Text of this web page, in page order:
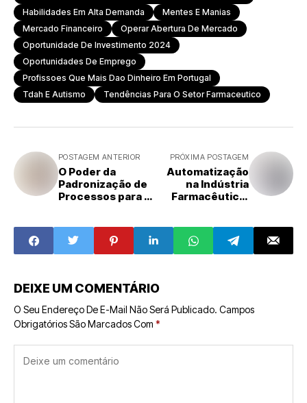
Habilidades Em Alta Demanda
Mentes E Manias
Mercado Financeiro
Operar Abertura De Mercado
Oportunidade De Investimento 2024
Oportunidades De Emprego
Profissoes Que Mais Dao Dinheiro Em Portugal
Tdah E Autismo
Tendências Para O Setor Farmaceutico
POSTAGEM ANTERIOR
O Poder da
Padronização de
Processos para o
PRÓXIMA POSTAGEM
Automatização
na Indústria
Farmacêutica:
Competitividade
DEIXE UM COMENTÁRIO
O Seu Endereço De E-Mail Não Será Publicado. Campos
Obrigatórios São Marcados Com *